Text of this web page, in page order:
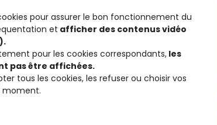
pour assurer le bon fonctionnement du
et afficher des contenus vidéo
pour les cookies correspondants, les
pas être affichées.
tous les cookies, les refuser ou choisir vos
moment.
Ouverts et ses partenaires
Métrages antiraciste favorisant
et d’ouvrir la discussion sur cette